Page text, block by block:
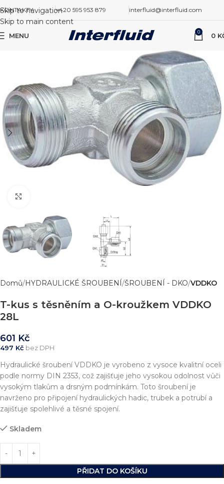
Skip to navigation
Skip to main content
KONTAKTY +420 595 953 879 interfluid@interfluid.com
MENU 0 0
Domů HYDRAULICKÉ ŠROUBENÍ ŠROUBENÍ - DKO VDDKO
T-kus s těsněním a O-kroužkem VDDKO
28L
601 Kč
497 Kč bez DPH
Hydraulické šroubení VDDKO je vyrobeno z vysoce kvalitní oceli
podle normy DIN 2353, což zajišťuje jeho vysokou odolnost vůči
vysokým tlakům a drsným podmínkám. Toto šroubení je
navrženo pro připojení hydraulických hadic, trubek a potrubí a
zajišťuje spolehlivé a těsné spojení.
Skladem
PŘIDAT DO KOŠÍKU